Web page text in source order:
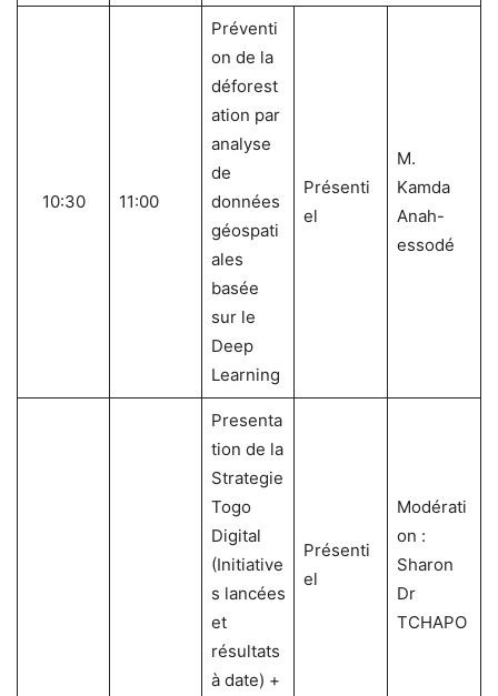
10:30 11:00
Préventi
on de la
déforest
ation par
analyse
de
données
géospati
ales
basée
sur le
Deep
Learning
Présenti
el
M.
Kamda
Anah-
essodé
Presenta
tion de la
Strategie
Togo
Digital
(Initiative
s lancées
et
résultats
à date) +
Présenti
el
Modérati
on :
Sharon
Dr
TCHAPO